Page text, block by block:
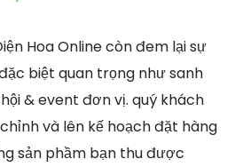
Hoa Online còn đem lại sự
biệt quan trọng như sanh
& event đơn vị. quý khách
và lên kế hoạch đặt hàng
sản phầm bạn thu được